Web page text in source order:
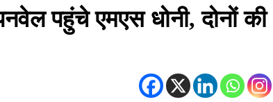
पहुंचे एमएस धोनी, दोनों की